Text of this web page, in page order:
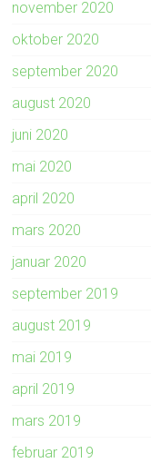
november 2020
oktober 2020
september 2020
august 2020
juni 2020
mai 2020
april 2020
mars 2020
januar 2020
september 2019
august 2019
mai 2019
april 2019
mars 2019
februar 2019